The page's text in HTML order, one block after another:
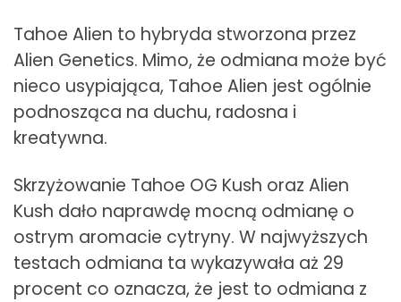
Tahoe Alien to hybryda stworzona przez
Alien Genetics. Mimo, że odmiana może być
nieco usypiająca, Tahoe Alien jest ogólnie
podnosząca na duchu, radosna i
kreatywna.
Skrzyżowanie Tahoe OG Kush oraz Alien
Kush dało naprawdę mocną odmianę o
ostrym aromacie cytryny. W najwyższych
testach odmiana ta wykazywała aż 29
procent co oznacza, że jest to odmiana z